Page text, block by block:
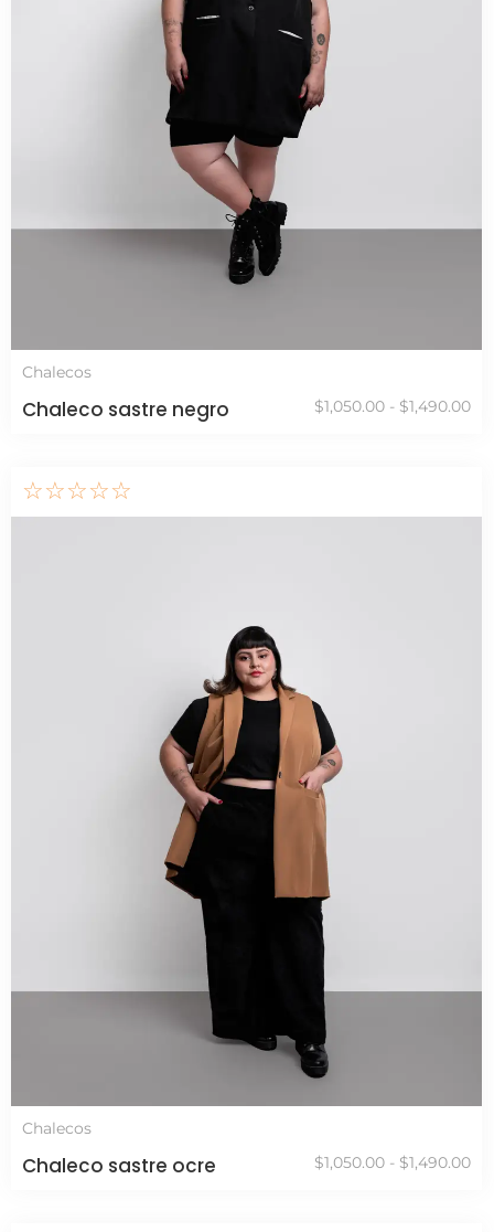
Chalecos
Chaleco sastre negro $1,050.00 - $1,490.00
☆☆☆☆☆
Chalecos
Chaleco sastre ocre $1,050.00 - $1,490.00